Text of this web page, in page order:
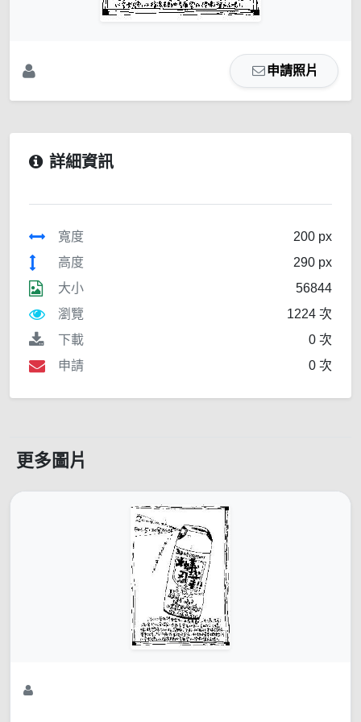
申請照片
詳細資訊
寬度
200 px
高度
290 px
大小
56844
瀏覽
1224 次
下載
0 次
申請
0 次
更多圖片